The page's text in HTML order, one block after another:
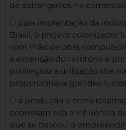
de estrangeiros na
para implantação da
Brasil, o projeto colonizador
com mão de obra
a extensão do território e
privilegiou a utilização dos
proporcionava grandes
a produção e
ocorreram sob a influência
que se baseou o